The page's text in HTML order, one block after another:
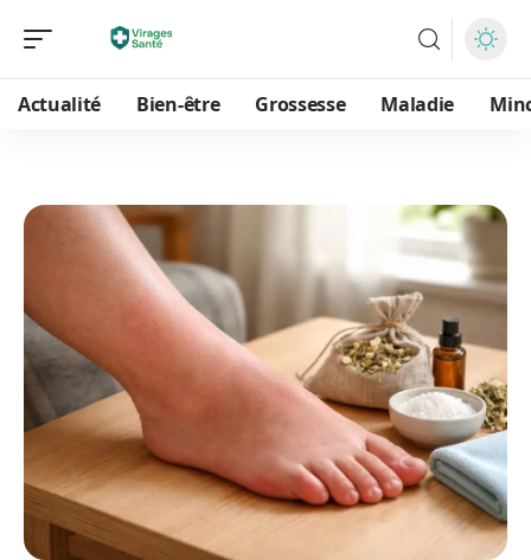
Actualité Bien-être Grossesse Maladie